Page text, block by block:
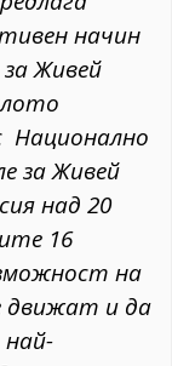
начин
Живей
Национално
за Живей
над 20
16
на
движат и да
най-